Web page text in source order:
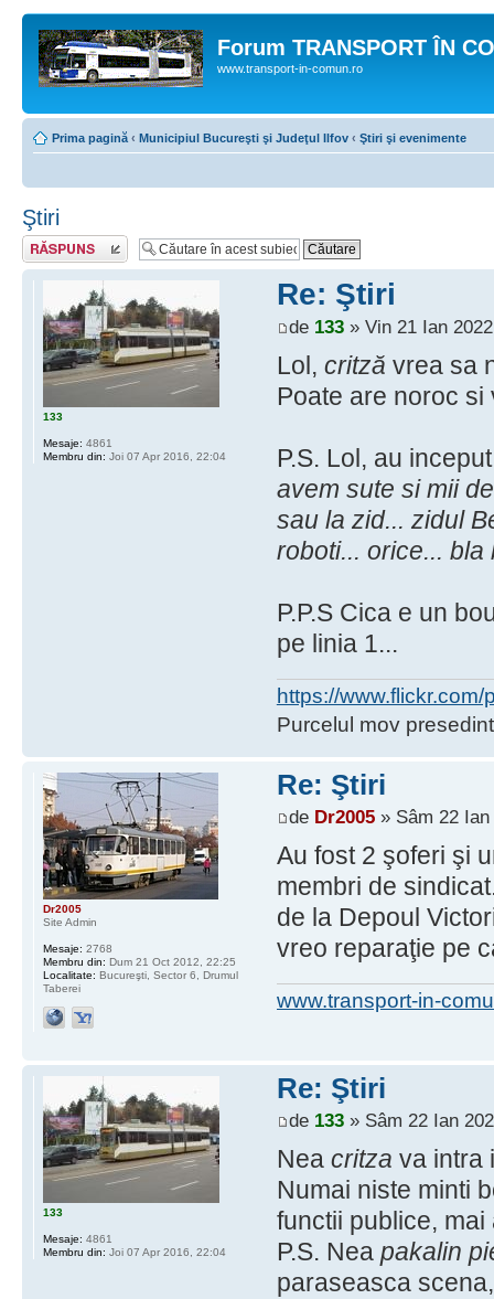
Forum TRANSPORT ÎN
www.transport-in-comun.ro
Prima pagină ‹ Municipiul Bucureşti şi Judeţul Ilfov ‹ Ştiri şi evenimente
Ştiri
Răspunde
Re: Ştiri
de 133» Vin 21 Ian
Lol, critză vrea sa
Poate are noroc
P.S. Lol, au
avem sute si mii
sau la zid... zidul
roboti... orice...
P.P.S Cica e un
pe linia 1...
https://
Purcelul mov
133
Mesaje: 4861
Membru din: Joi 07 Apr 2016, 22:04
Re: Ştiri
de Dr2005» Sâm 22 Ian
Au fost 2 şoferi şi
membri de
de la Depoul
vreo reparaţie pe
www.transport-in-
Dr2005
Site Admin
Mesaje: 2768
Membru din: Dum 21 Oct 2012, 22:25
Localitate: Bucureşti, Sector 6, Drumul
Taberei
Re: Ştiri
de 133» Sâm 22 Ian
Nea critza va intra
Numai niste minti
functii publice,
P.S. Nea pakalin
paraseasca
133
Mesaje: 4861
Membru din: Joi 07 Apr 2016, 22:04